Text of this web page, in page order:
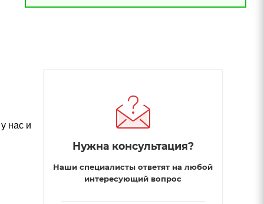
нас и
Нужна консультация?
Наши специалисты ответят на любой
интересующий вопрос